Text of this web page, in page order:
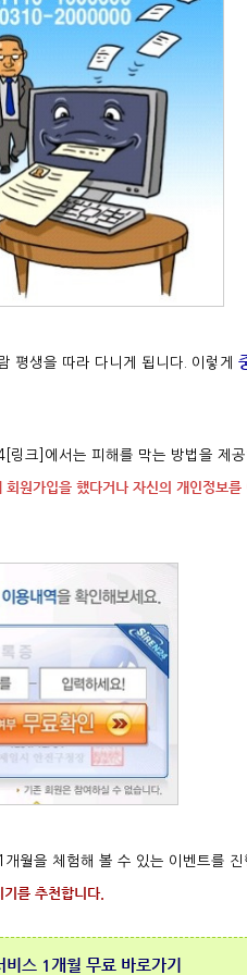
평생을 따라 다니게 됩니다. 이렇게
크]에서는 피해를 막는 방법을 제
원가입을 했다거나 자신의 개인정보
월을 체험해 볼 수 있는 이벤트를 진
를 추천합니다.
비스 1개월 무료 바로가기